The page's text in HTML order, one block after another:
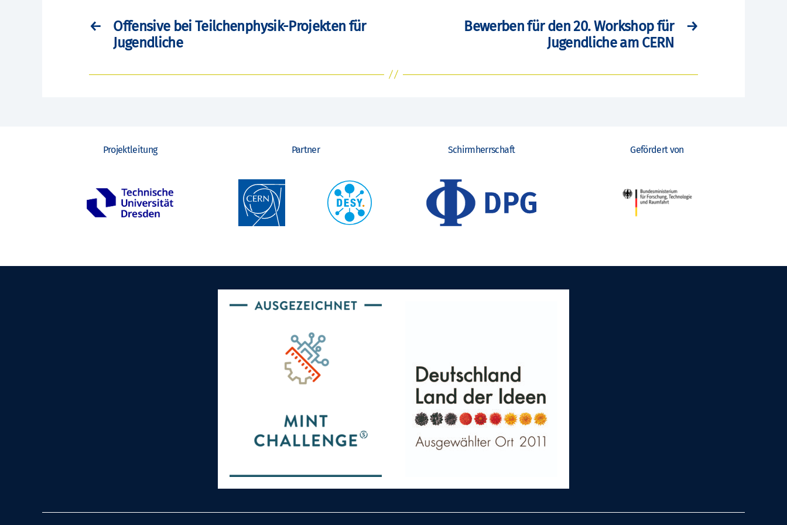
←
Offensive bei Teilchenphysik-Projekten für
Jugendliche
→
Bewerben für den 20. Workshop für
Jugendliche am CERN
Projektleitung Partner Schirmherrschaft Gefördert von